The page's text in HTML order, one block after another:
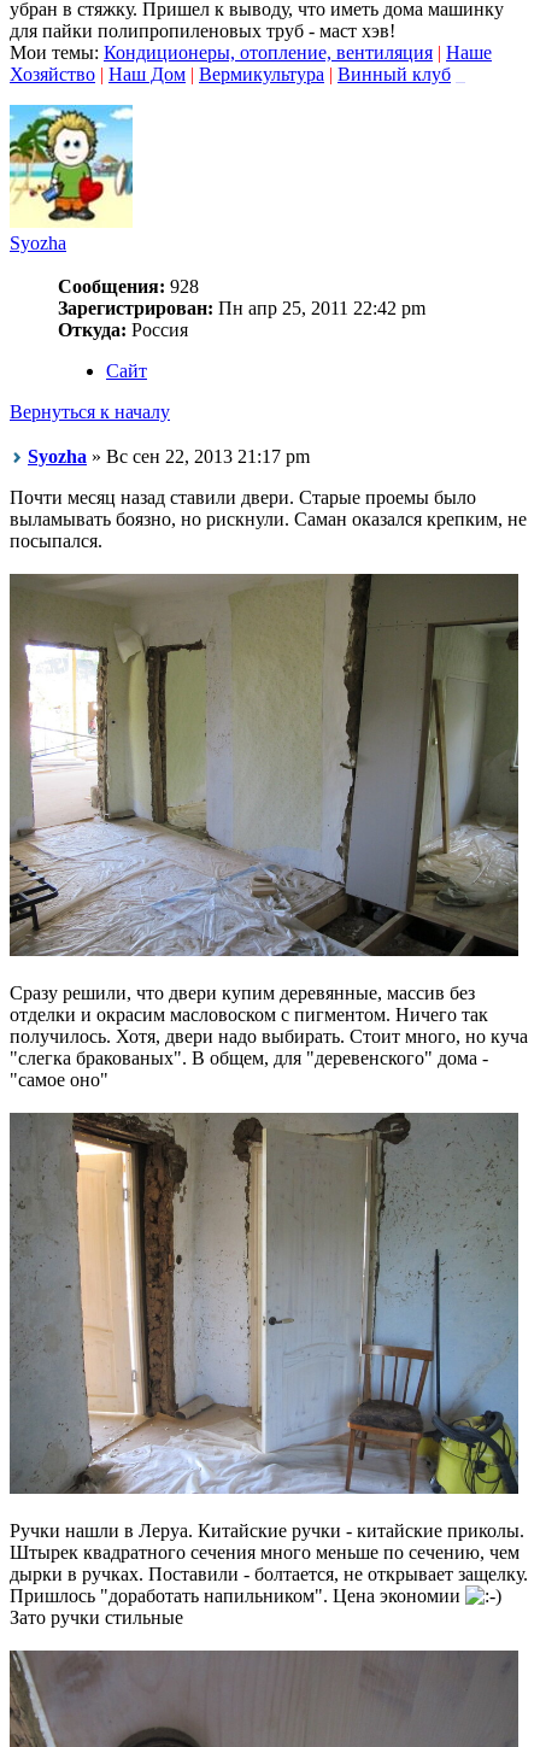
убран в стяжку. Пришел к выводу, что иметь дома машинку
для пайки полипропиленовых труб - маст хэв!
Мои темы: Кондиционеры, отопление, вентиляция | Наше
Хозяйство | Наш Дом | Вермикультура | Винный клуб
Syozha
Сообщения: 928
Зарегистрирован: Пн апр 25, 2011 22:42 pm
Откуда: Россия
Сайт
Вернуться к началу
Syozha » Вс сен 22, 2013 21:17 pm
Почти месяц назад ставили двери. Старые проемы было
выламывать боязно, но рискнули. Саман оказался крепким, не
посыпался.
Сразу решили, что двери купим деревянные, массив без
отделки и окрасим масловоском с пигментом. Ничего так
получилось. Хотя, двери надо выбирать. Стоит много, но куча
"слегка бракованых". В общем, для "деревенского" дома -
"самое оно"
Ручки нашли в Леруа. Китайские ручки - китайские приколы.
Штырек квадратного сечения много меньше по сечению, чем
дырки в ручках. Поставили - болтается, не открывает защелку.
Пришлось "доработать напильником". Цена экономии
Зато ручки стильные